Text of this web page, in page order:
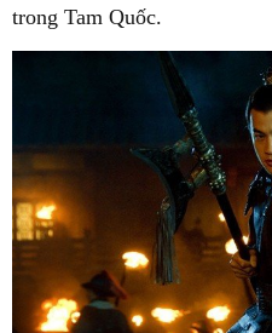
trong Tam Quốc.